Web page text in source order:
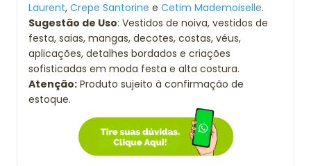
Laurent, Crepe Santorine e Cetim Mademoiselle.
Sugestão de Uso: Vestidos de noiva, vestidos de
festa, saias, mangas, decotes, costas, véus,
aplicações, detalhes bordados e criações
sofisticadas em moda festa e alta costura.
Atenção: Produto sujeito à confirmação de
estoque.